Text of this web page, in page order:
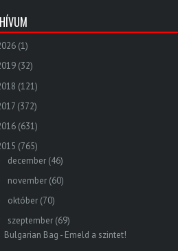
(1)
(32)
(121)
(372)
(631)
(765)
december (46)
november (60)
október (70)
szeptember (69)
Bulgarian Bag - Emeld a szintet!